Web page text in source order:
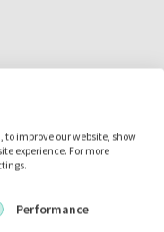
to improve our website, show
experience. For more
Performance